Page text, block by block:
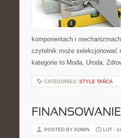
komponentach i
czytelnik może selekcjonować
kategorie to Moda, Uroda,
CATEGORIES: STYLE TAŃCA
FINANSOWANIE
POSTED BY ADMIN LUT -